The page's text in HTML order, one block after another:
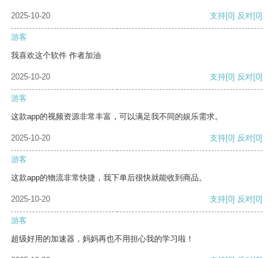
2025-10-20 支持[0] 反对[0]
游客
我喜欢这个软件 作者加油
2025-10-20 支持[0] 反对[0]
游客
这款app的视频资源非常丰富，可以满足我不同的娱乐需求。
2025-10-20 支持[0] 反对[0]
游客
这款app的物流非常快捷，我下单后很快就能收到商品。
2025-10-20 支持[0] 反对[0]
游客
超级好用的加速器，妈妈再也不用担心我的学习啦！